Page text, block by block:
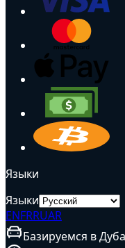
Языки
Языки
ENFRRUAR
Базируемся в